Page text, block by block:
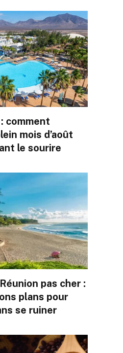
comment
mois d’août
le sourire
pas cher :
plans pour
se ruiner